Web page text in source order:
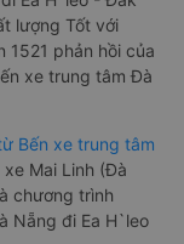
lượng Tốt với
phản hồi của
xe trung tâm Đà
Bến xe trung tâm
Mai Linh (Đà
chương trình
Nẵng đi Ea H`leo